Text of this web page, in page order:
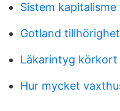
Sistem
Gotland tillhörighet
Läkarintyg körkort
Hur mycket